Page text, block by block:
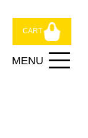
CART